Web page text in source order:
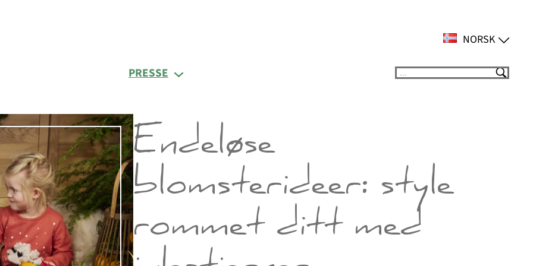
NORSK
PRESSE Suchen
Endeløse
blomsterideer: style
rommet ditt med